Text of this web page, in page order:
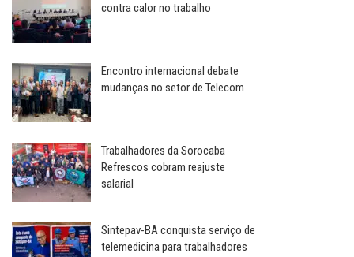
contra calor no trabalho
Encontro internacional debate
mudanças no setor de Telecom
Trabalhadores da Sorocaba
Refrescos cobram reajuste
salarial
Sintepav-BA conquista serviço de
telemedicina para trabalhadores